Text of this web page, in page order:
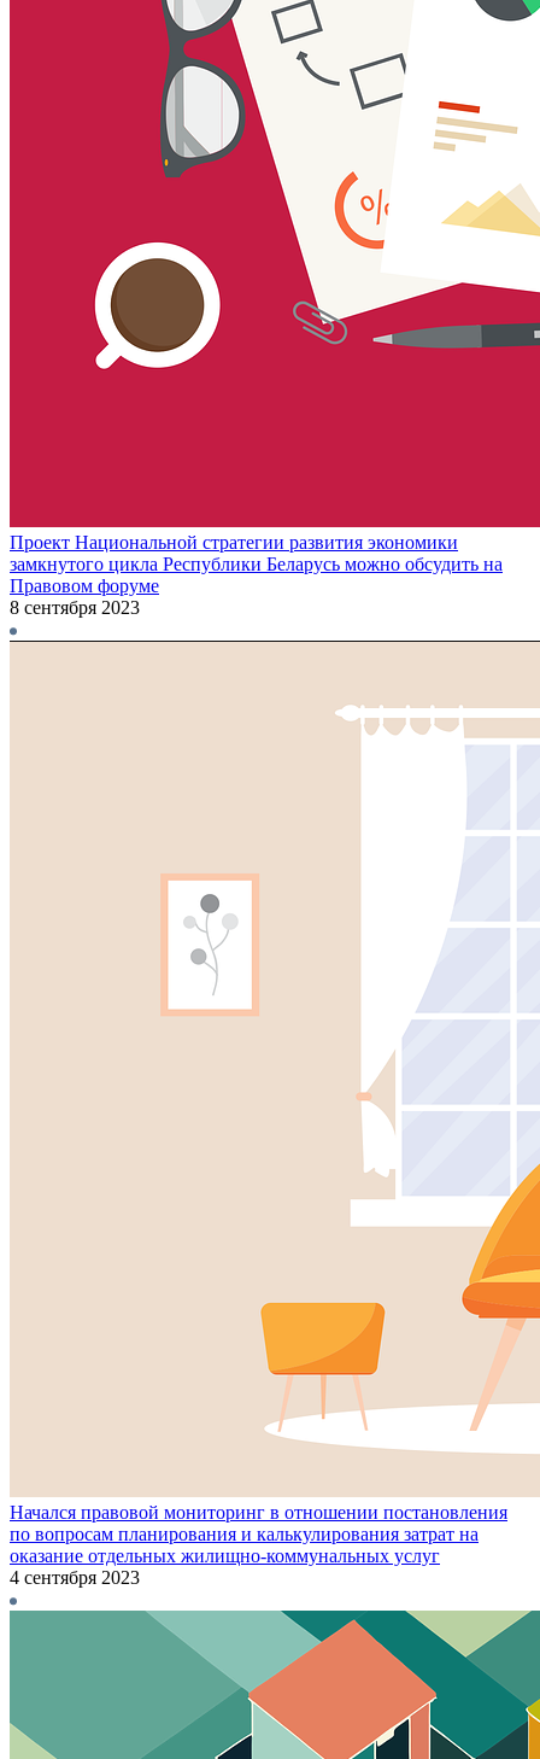
Проект Национальной стратегии развития экономики
замкнутого цикла Республики Беларусь можно обсудить на
Правовом форуме
8 сентября 2023
Начался правовой мониторинг в отношении постановления
по вопросам планирования и калькулирования затрат на
оказание отдельных жилищно-коммунальных услуг
4 сентября 2023